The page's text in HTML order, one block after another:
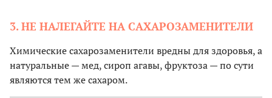
3. НЕ НАЛЕГАЙТЕ НА САХАРОЗАМЕНИТЕЛИ
Химические сахарозаменители вредны для здоровья, а
натуральные — мед, сироп агавы, фруктоза — по сути
являются тем же сахаром.